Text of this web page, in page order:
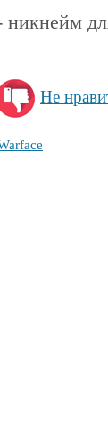
никнейм
Не